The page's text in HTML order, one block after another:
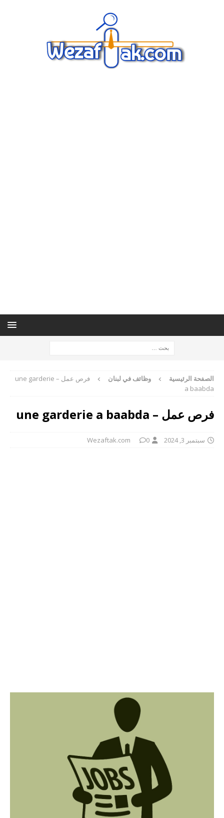
الصفحة الرئيسية وظائف في لبنان
فرص عمل – une garderie
a baabda
فرص عمل – une garderie a baabda
سبتمبر 3, 2024 Wezaftak.com 0